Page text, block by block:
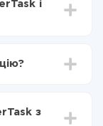
і
в
з
з